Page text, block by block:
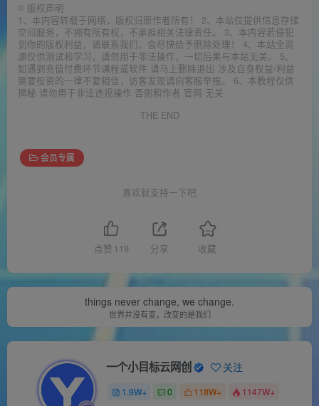
© 版权声明
1、本内容转载于网络，版权归原作者所有！ 2、本站仅提供信息存储
空间服务，不拥有所有权，不承担相关法律责任。 3、本内容若侵犯
到你的版权利益，请联系我们，会尽快给予删除处理！ 4、本站全资
源仅供测试和学习，请勿用于非法操作，一切后果与本站无关。 5、
如遇到充值付费环节课程或软件 请马上删除退出 涉及自身权益/利益
需要投资的一律不要相信，访客发现请向客服举报。 6、本教程仅供
揭秘 请勿用于非法违规操作 否则和作者 官网 无关
THE END
会员专属
喜欢就支持一下吧
点赞 119 分享 收藏
things never change, we change.
世界并没有变，改变的是我们
一个小目标云网创 关注
1.9W+ 0 118W+ 1147W+